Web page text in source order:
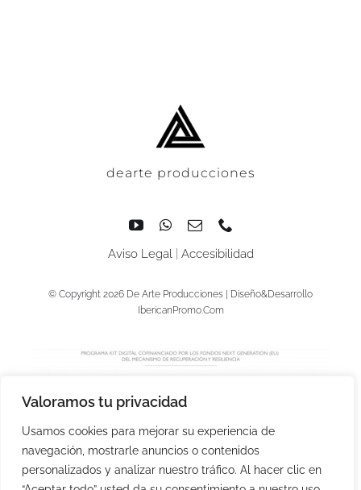
Valoramos tu privacidad
Usamos cookies para mejorar su experiencia de
navegación, mostrarle anuncios o contenidos
personalizados y analizar nuestro tráfico. Al hacer clic en
dearte producciones
Aviso Legal| Accesibilidad
© Copyright 2026 De Arte Producciones | Diseño&Desarrollo
IbericanPromo.Com